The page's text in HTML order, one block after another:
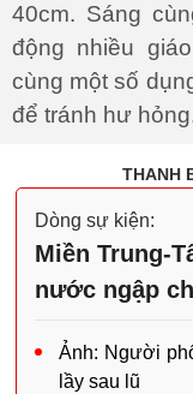
40cm. Sáng
động nhiều
cùng một số
để tránh hư
THANH
Dòng sự kiện:
Miền Trung-
nước ngập
Ảnh: Người
lầy sau lũ